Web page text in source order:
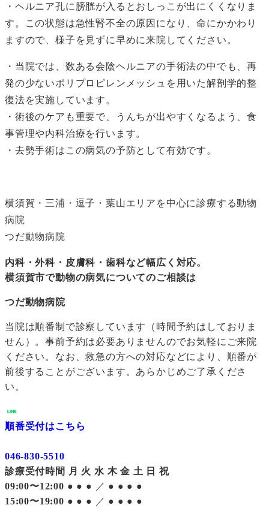
・ヘルニア孔に膀胱が入るとおしっこが出にくくなりま
す。この状態は急性腎不全の原因になり、命にかかわり
ますので、様子を見ずに早めに来院してください。
・当院では、数ある会陰ヘルニアの手術法の中でも、再
発の少ないポリプロピレンメッシュを用いた解剖学的整
復法を実施しています。
・術後のケアも重要で、うんちが出やすくなるよう、食
事管理や内科治療を行います。
・去勢手術はこの病気の予防として有効です。
横須賀・三浦・逗子・葉山エリアを中心に診療する動物
病院
つだ動物病院
内科・外科・皮膚科・歯科など幅広く対応。
横須賀市で動物の病気についてのご相談は
つだ動物病院
当院は順番制で診察しています（時間予約はしておりま
せん）。事前予約は必要ありませんのでお気軽にご来院
ください。なお、救急の方への対応などにより、順番が
前後することがございます。あらかじめご了承くださ
い。
順番受付はこちら
046-830-5510
診療受付時間
月 火 水 木 金 土 日 祝
09:00〜12:00 ● ● ● ／ ● ● ● ●
15:00〜19:00 ● ● ● ／ ● ● ● ●